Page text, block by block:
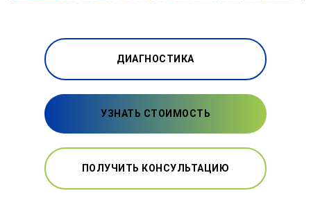
ДИАГНОСТИКА
УЗНАТЬ СТОИМОСТЬ
ПОЛУЧИТЬ КОНСУЛЬТАЦИЮ